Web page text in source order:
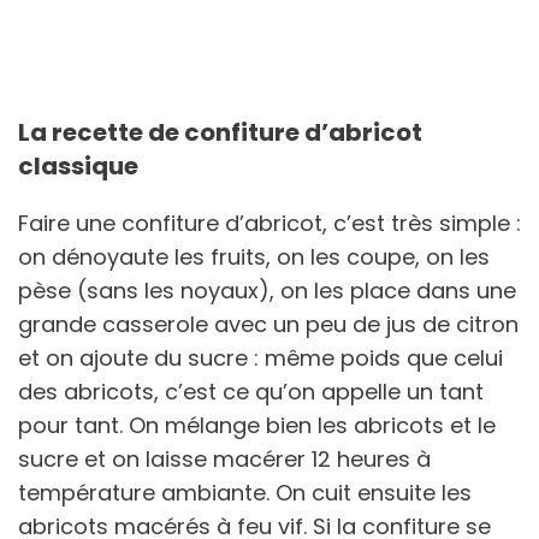
La recette de confiture d’abricot
classique
Faire une confiture d’abricot, c’est très simple :
on dénoyaute les fruits, on les coupe, on les
pèse (sans les noyaux), on les place dans une
grande casserole avec un peu de jus de citron
et on ajoute du sucre : même poids que celui
des abricots, c’est ce qu’on appelle un tant
pour tant. On mélange bien les abricots et le
sucre et on laisse macérer 12 heures à
température ambiante. On cuit ensuite les
abricots macérés à feu vif. Si la confiture se